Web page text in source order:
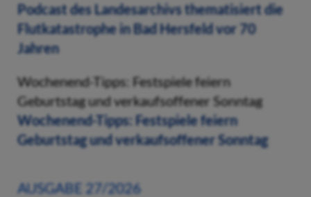
Podcast des Landesarchivs thematisiert die
Flutkatastrophe in Bad Hersfeld vor 70
Jahren
Wochenend-Tipps: Festspiele feiern
Geburtstag und verkaufsoffener Sonntag
Wochenend-Tipps: Festspiele feiern
Geburtstag und verkaufsoffener Sonntag
AUSGABE 27/2026